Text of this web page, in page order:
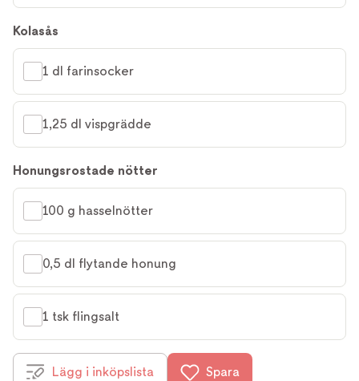
Kolasås
1 dl farinsocker
1,25 dl vispgrädde
Honungsrostade nötter
100 g hasselnötter
0,5 dl flytande honung
1 tsk flingsalt
Lägg i inköpslista Spara